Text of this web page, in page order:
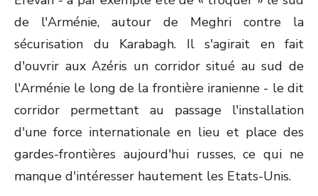
de l'Arménie, autour de Meghri contre la
sécurisation du Karabagh. Il s'agirait en fait
d'ouvrir aux Azéris un corridor situé au sud de
l'Arménie le long de la frontière iranienne - le dit
corridor permettant au passage l'installation
d'une force internationale en lieu et place des
gardes-frontières aujourd'hui russes, ce qui ne
manque d'intéresser hautement les Etats-Unis.